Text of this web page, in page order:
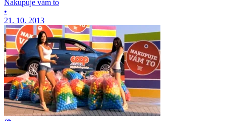
Nakupuje vám to
•
21. 10. 2013